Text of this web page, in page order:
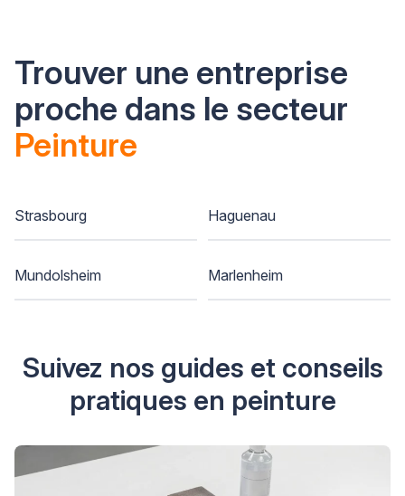
Trouver une entreprise
proche dans le secteur
Peinture
Strasbourg Haguenau
Mundolsheim Marlenheim
Suivez nos guides et conseils
pratiques en peinture